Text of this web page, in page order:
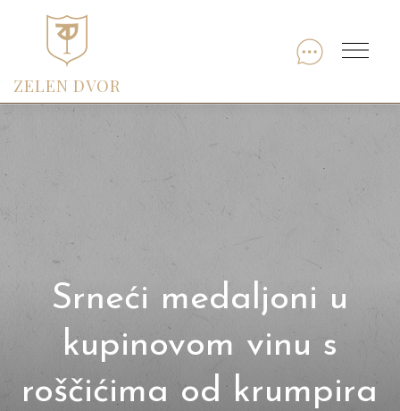
content
ZELEN DVOR
Menu
Srneći medaljoni u
kupinovom vinu s
roščićima od krumpira